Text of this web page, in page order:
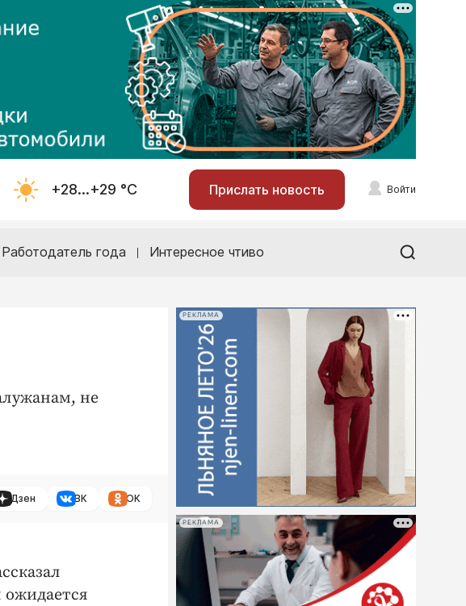
+28...+29 °С Прислать новость Войти
Работодатель года Интересное чтиво
не
Дзен ВК ОК
РЕКЛАМА
РЕКЛАМА